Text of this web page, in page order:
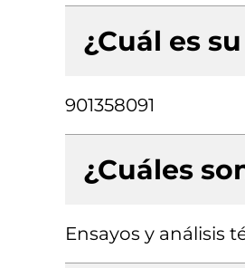
¿Cuál es
901358091
¿Cuáles
Ensayos y análisis